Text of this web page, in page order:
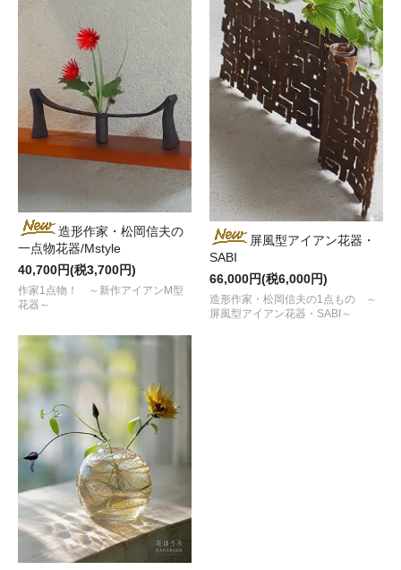
造形作家・松岡信夫の
一点物花器/Mstyle
40,700円(税3,700円)
作家1点物！ ～新作アイアンM型
花器～
屏風型アイアン花器・
SABI
66,000円(税6,000円)
造形作家・松岡信夫の1点もの ～
屏風型アイアン花器・SABI～